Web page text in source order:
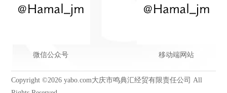
微信公众号 移动端网站
Copyright ©2026 yabo.com大庆市鸣典汇经贸有限责任公司 All